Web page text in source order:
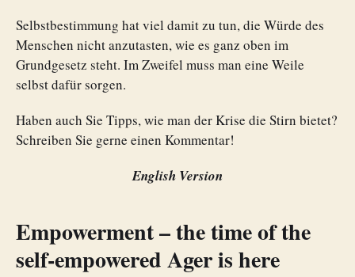
Selbstbestimmung hat viel damit zu tun, die Würde des
Menschen nicht anzutasten, wie es ganz oben im
Grundgesetz steht. Im Zweifel muss man eine Weile
selbst dafür sorgen.
Haben auch Sie Tipps, wie man der Krise die Stirn bietet?
Schreiben Sie gerne einen Kommentar!
English Version
Empowerment – the time of the
self-empowered Ager is here